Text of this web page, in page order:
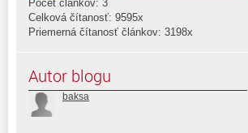
Počet článkov: 3
Celková čítanosť: 9595x
Priemerná čítanosť článkov: 3198x
Autor blogu
baksa